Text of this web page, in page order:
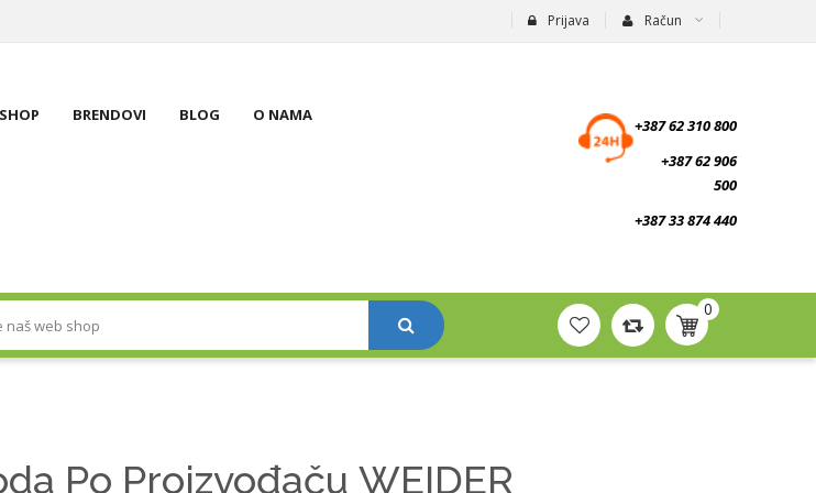
Prijava Račun
SHOP BRENDOVI BLOG O NAMA
+387 62 310 800
+387 62 906
500
+387 33 874 440
0
Po Proizvođaču WEIDER